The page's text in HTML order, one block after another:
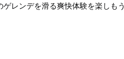
レンデを滑る爽快体験を楽しも